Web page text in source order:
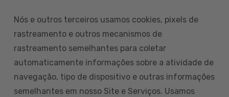
Nós e outros terceiros usamos cookies, pixels de
rastreamento e outros mecanismos de
rastreamento semelhantes para coletar
automaticamente informações sobre a atividade de
navegação, tipo de dispositivo e outras informações
semelhantes em nosso Site e Serviços. Usamos